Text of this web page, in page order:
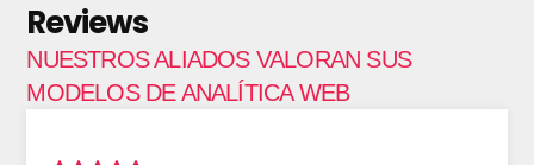
Reviews
NUESTROS ALIADOS VALORAN SUS
MODELOS DE ANALÍTICA WEB